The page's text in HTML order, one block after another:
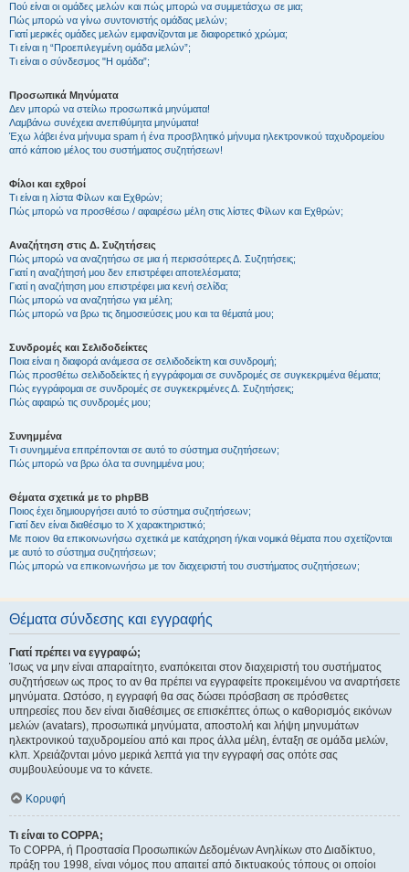
Πού είναι οι ομάδες μελών και πώς μπορώ να συμμετάσχω σε μια;
Πώς μπορώ να γίνω συντονιστής ομάδας μελών;
Γιατί μερικές ομάδες μελών εμφανίζονται με διαφορετικό χρώμα;
Τι είναι η “Προεπιλεγμένη ομάδα μελών”;
Τι είναι ο σύνδεσμος "Η ομάδα”;
Προσωπικά Μηνύματα
Δεν μπορώ να στείλω προσωπικά μηνύματα!
Λαμβάνω συνέχεια ανεπιθύμητα μηνύματα!
Έχω λάβει ένα μήνυμα spam ή ένα προσβλητικό μήνυμα ηλεκτρονικού ταχυδρομείου
από κάποιο μέλος του συστήματος συζητήσεων!
Φίλοι και εχθροί
Τι είναι η λίστα Φίλων και Εχθρών;
Πώς μπορώ να προσθέσω / αφαιρέσω μέλη στις λίστες Φίλων και Εχθρών;
Αναζήτηση στις Δ. Συζητήσεις
Πώς μπορώ να αναζητήσω σε μια ή περισσότερες Δ. Συζητήσεις;
Γιατί η αναζήτησή μου δεν επιστρέφει αποτελέσματα;
Γιατί η αναζήτηση μου επιστρέφει μια κενή σελίδα;
Πώς μπορώ να αναζητήσω για μέλη;
Πώς μπορώ να βρω τις δημοσιεύσεις μου και τα θέματά μου;
Συνδρομές και Σελιδοδείκτες
Ποια είναι η διαφορά ανάμεσα σε σελιδοδείκτη και συνδρομή;
Πώς προσθέτω σελιδοδείκτες ή εγγράφομαι σε συνδρομές σε συγκεκριμένα θέματα;
Πώς εγγράφομαι σε συνδρομές σε συγκεκριμένες Δ. Συζητήσεις;
Πώς αφαιρώ τις συνδρομές μου;
Συνημμένα
Τι συνημμένα επιτρέπονται σε αυτό το σύστημα συζητήσεων;
Πώς μπορώ να βρω όλα τα συνημμένα μου;
Θέματα σχετικά με το phpBB
Ποιος έχει δημιουργήσει αυτό το σύστημα συζητήσεων;
Γιατί δεν είναι διαθέσιμο το Χ χαρακτηριστικό;
Με ποιον θα επικοινωνήσω σχετικά με κατάχρηση ή/και νομικά θέματα που σχετίζονται
με αυτό το σύστημα συζητήσεων;
Πώς μπορώ να επικοινωνήσω με τον διαχειριστή του συστήματος συζητήσεων;
Θέματα σύνδεσης και εγγραφής
Γιατί πρέπει να εγγραφώ;
Ίσως να μην είναι απαραίτητο, εναπόκειται στον διαχειριστή του συστήματος
συζητήσεων ως προς το αν θα πρέπει να εγγραφείτε προκειμένου να αναρτήσετε
μηνύματα. Ωστόσο, η εγγραφή θα σας δώσει πρόσβαση σε πρόσθετες
υπηρεσίες που δεν είναι διαθέσιμες σε επισκέπτες όπως ο καθορισμός εικόνων
μελών (avatars), προσωπικά μηνύματα, αποστολή και λήψη μηνυμάτων
ηλεκτρονικού ταχυδρομείου από και προς άλλα μέλη, ένταξη σε ομάδα μελών,
κλπ. Χρειάζονται μόνο μερικά λεπτά για την εγγραφή σας οπότε σας
συμβουλεύουμε να το κάνετε.
Κορυφή
Τι είναι το COPPA;
Το COPPA, ή Προστασία Προσωπικών Δεδομένων Ανηλίκων στο Διαδίκτυο,
πράξη του 1998, είναι νόμος που απαιτεί από δικτυακούς τόπους οι οποίοι